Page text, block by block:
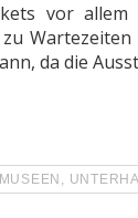
vor allem
da die
MUSEEN,